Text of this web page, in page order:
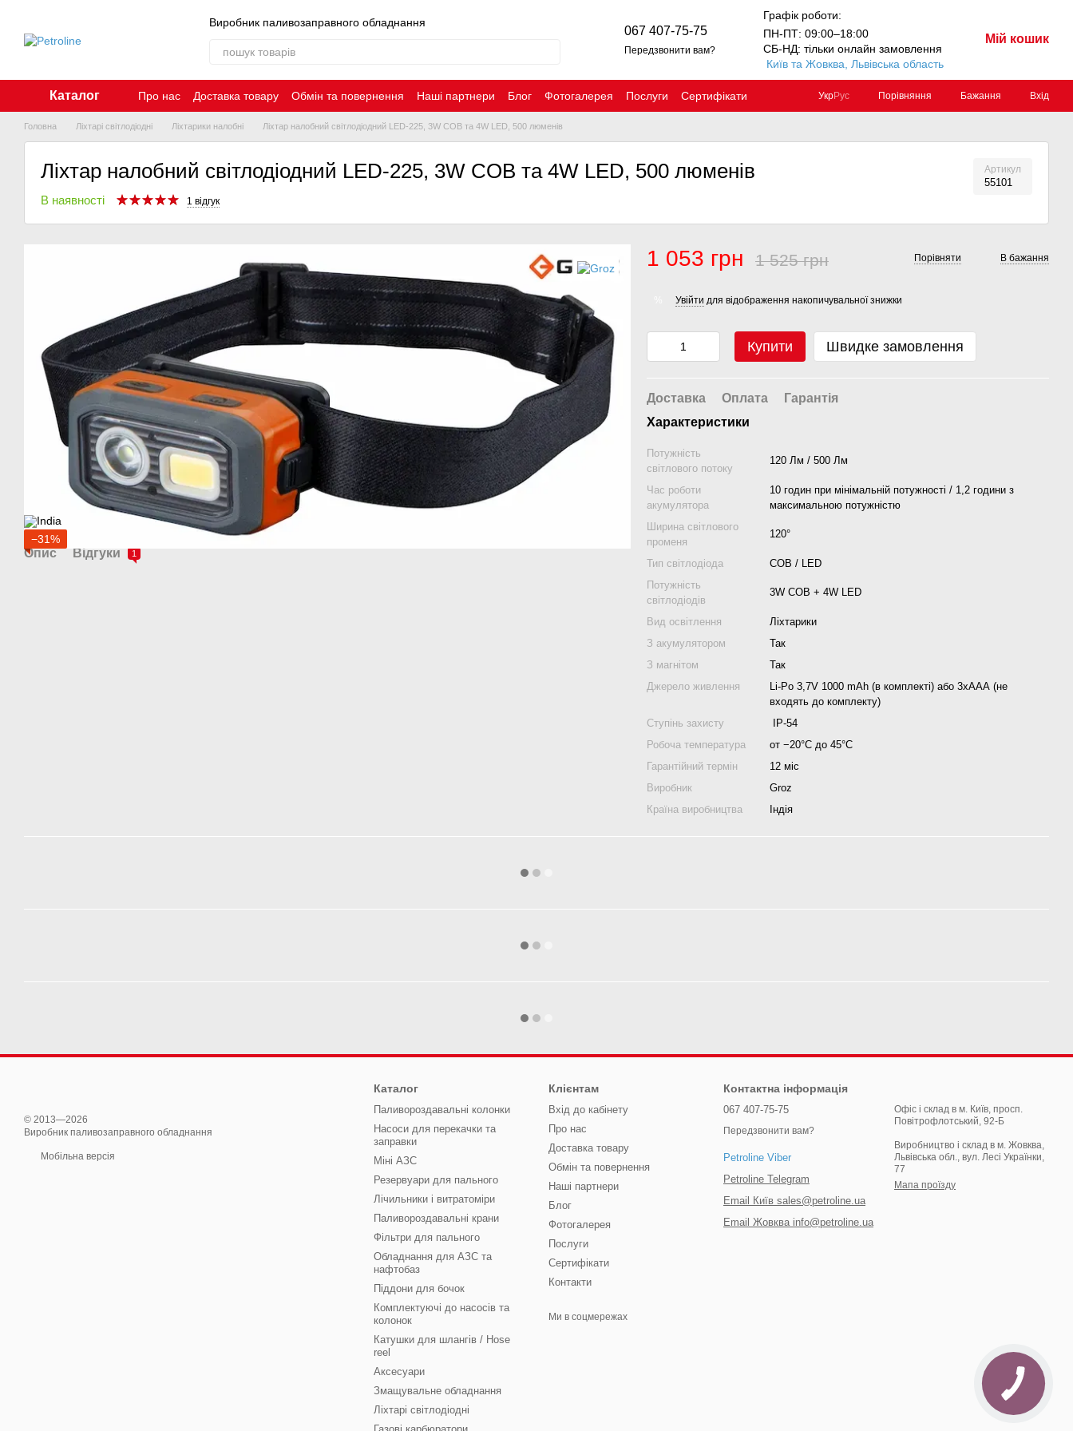
Виробник паливозаправного обладнання
067 407-75-75
Передзвонити вам?
Графік роботи:
ПН-ПТ: 09:00–18:00
СБ-НД: тільки онлайн замовлення
Київ та Жовква, Львівська область
Мій кошик
Каталог Про нас Доставка товару Обмін та повернення Наші партнери Блог Фотогалерея Послуги
Сертифікати
Контакти
УкрРус Порівняння Бажання Вхід
Головна Ліхтарі світлодіодні Ліхтарики налобні Ліхтар налобний світлодіодний LED-225, 3W COB та 4W LED, 500 люменів
Ліхтар налобний світлодіодний LED-225, 3W COB та 4W LED, 500 люменів Артикул
55101
В наявності 1 відгук
−31%
Опис Відгуки 1
1 053 грн 1 525 грн Порівняти В бажання
Увійти для відображення накопичувальної знижки
Купити Швидке замовлення
Доставка Оплата
Гарантія
Характеристики
Потужність
світлового потоку
120 Лм / 500 Лм
Час роботи
акумулятора
10 годин при мінімальній потужності / 1,2 години з
максимальною потужністю
Ширина світлового
променя
120°
Тип світлодіода
COB / LED
Потужність
світлодіодів
3W COB + 4W LED
Вид освітлення
Ліхтарики
З акумулятором
Так
З магнітом
Так
Джерело живлення
Li-Po 3,7V 1000 mAh (в комплекті) або 3хААА (не
входять до комплекту)
Ступінь захисту
IP-54
Робоча температура
от −20°C до 45°C
Гарантійний термін
12 міс
Виробник
Groz
Країна виробництва
Індія
© 2013—2026
Виробник паливозаправного обладнання
Мобільна версія
Каталог
Паливороздавальні колонки
Насоси для перекачки та
заправки
Міні АЗС
Резервуари для пального
Лічильники і витратоміри
Паливороздавальні крани
Фільтри для пального
Обладнання для АЗС та
нафтобаз
Піддони для бочок
Комплектуючі до насосів та
колонок
Катушки для шлангів / Hose
reel
Аксесуари
Змащувальне обладнання
Ліхтарі світлодіодні
Клієнтам
Вхід до кабінету
Про нас
Доставка товару
Обмін та повернення
Наші партнери
Блог
Фотогалерея
Послуги
Сертифікати
Контакти
Ми в соцмережах
Контактна інформація
067 407-75-75
Передзвонити вам?
Petroline Viber
Petroline Telegram
Email Київ sales@petroline.ua
Email Жовква info@petroline.ua
Офіс і склад в м. Київ, просп.
Повітрофлотський, 92-Б
Виробництво і склад в м. Жовква,
Львівська обл., вул. Лесі Українки,
77
Мапа проїзду